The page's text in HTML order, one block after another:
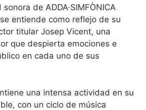
de ADDA·SIMFÒNICA
entiende como reflejo de su
titular Josep Vicent, una
que despierta emociones e
en cada uno de sus
una intensa actividad en su
con un ciclo de música